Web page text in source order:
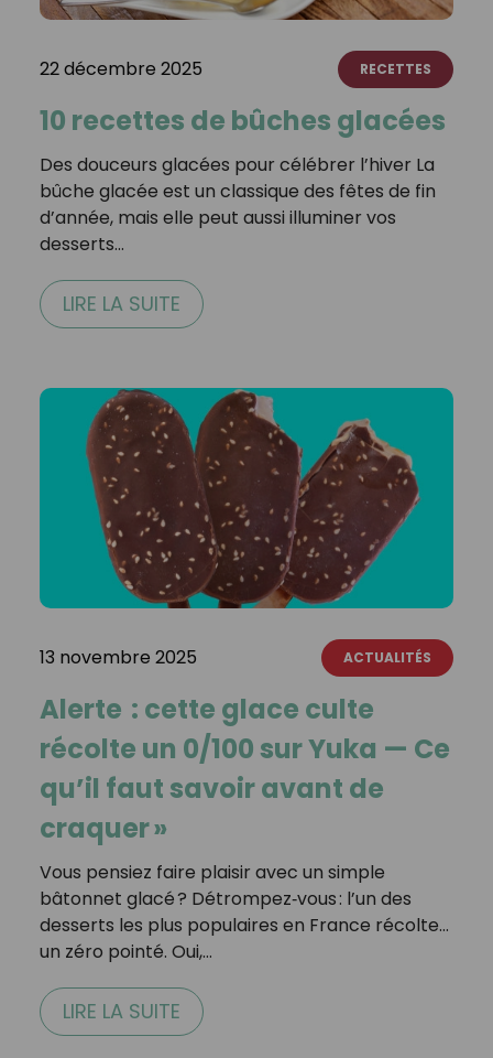
22 décembre 2025 RECETTES
10 recettes de bûches glacées
Des douceurs glacées pour célébrer l’hiver La
bûche glacée est un classique des fêtes de fin
d’année, mais elle peut aussi illuminer vos
desserts…
LIRE LA SUITE
13 novembre 2025 ACTUALITÉS
Alerte : cette glace culte
récolte un 0/100 sur Yuka — Ce
qu’il faut savoir avant de
craquer »
Vous pensiez faire plaisir avec un simple
bâtonnet glacé ? Détrompez‑vous : l’un des
desserts les plus populaires en France récolte…
un zéro pointé. Oui,…
LIRE LA SUITE